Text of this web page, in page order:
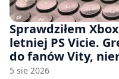
Sprawdziłem
letniej PS Vicie.
do fanów Vity,
wiele [FELIETON]
5 sie 2026